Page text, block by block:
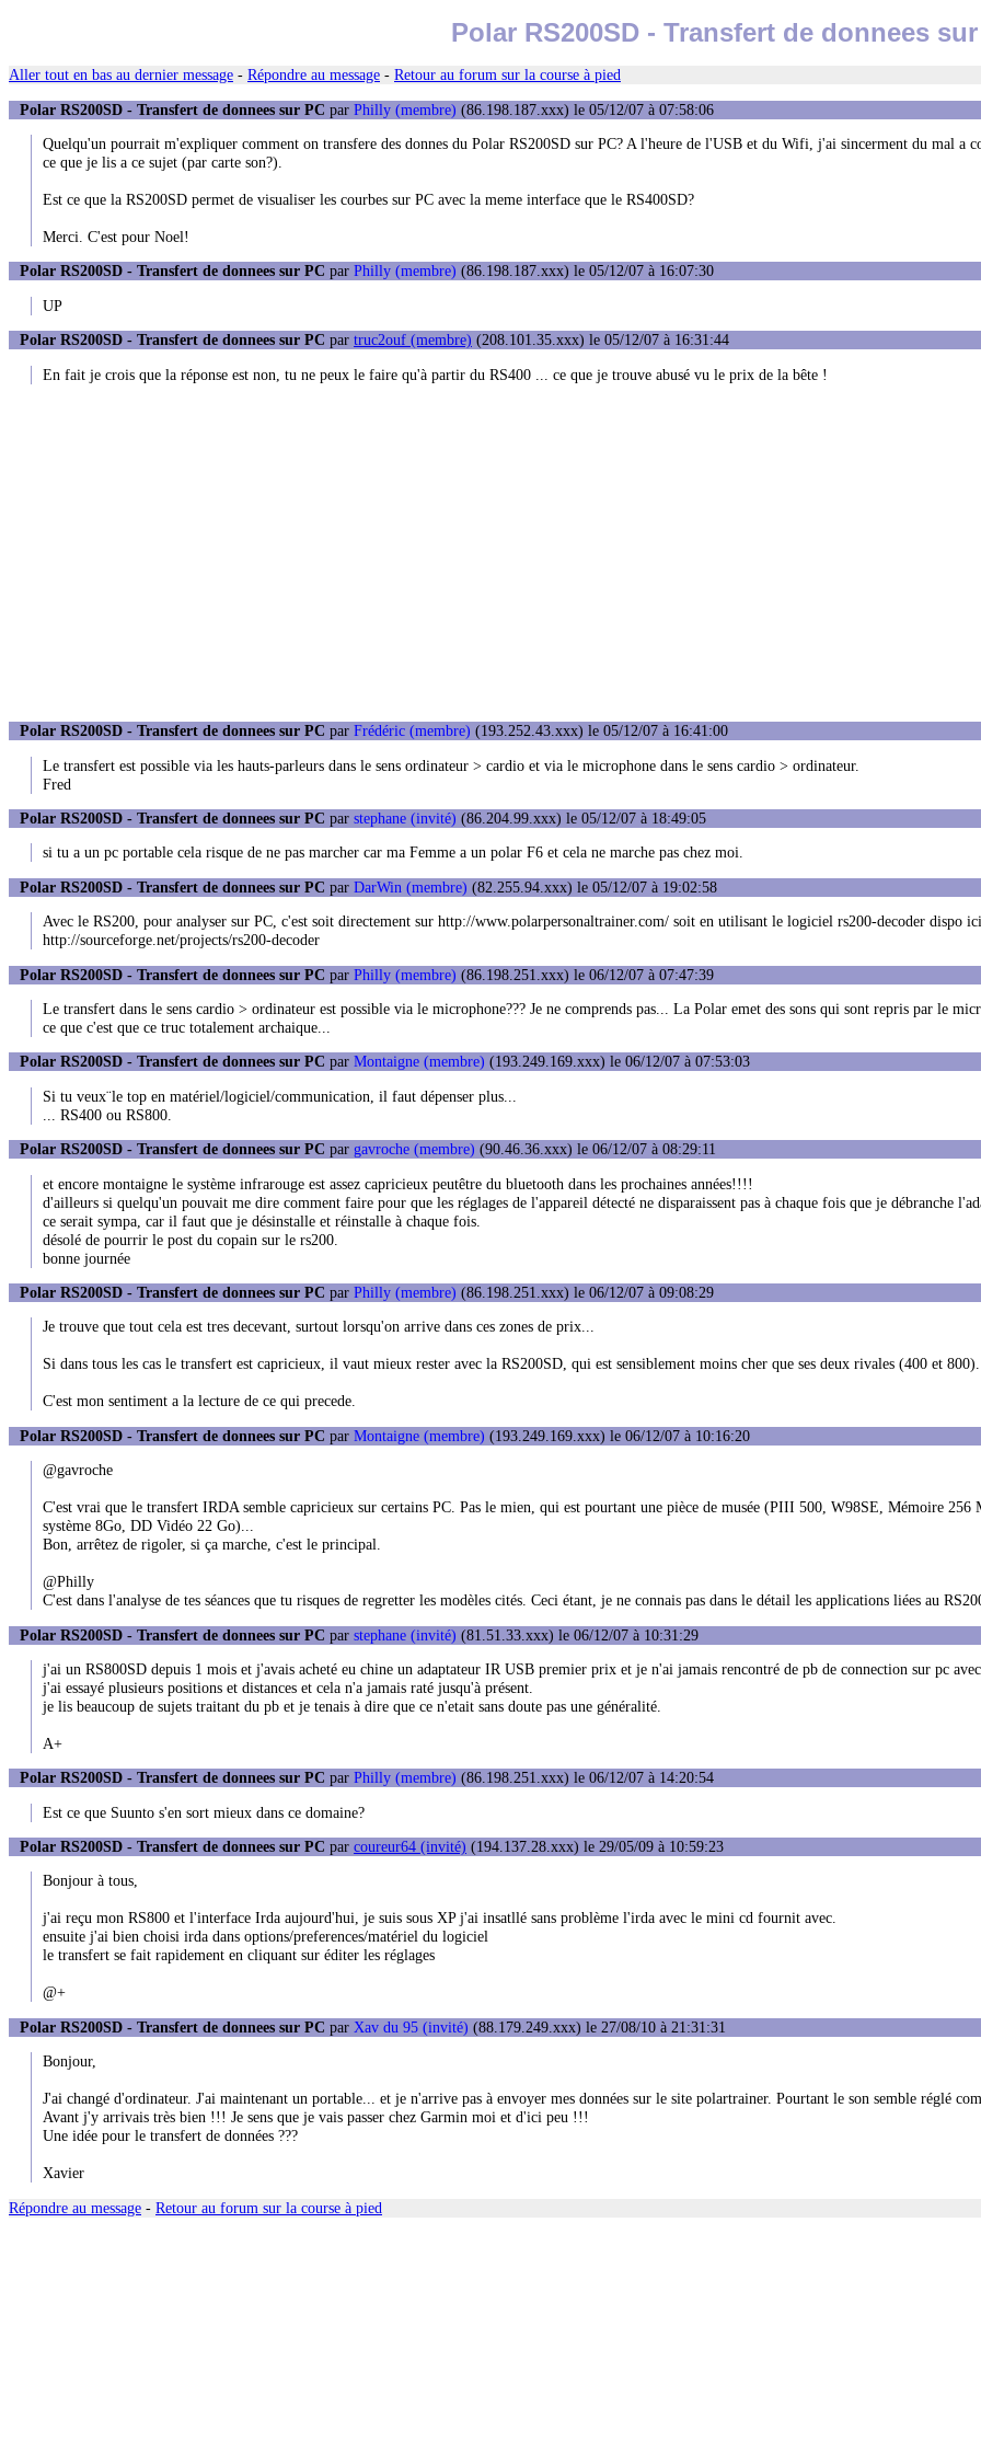
Polar RS200SD - Transfert de donnees
Aller tout en bas au dernier message - Répondre au message - Retour au forum sur la course à pied
Polar RS200SD - Transfert de donnees sur PC par Philly (membre) (86.198.187.xxx) le 05/12/07 à 07:58:06
Quelqu'un pourrait m'expliquer comment on transfere des donnes du Polar RS200SD sur PC? A l'heure de l'USB et du Wifi, j'ai sincerment du mal a
ce que je lis a ce sujet (par carte son?).
Est ce que la RS200SD permet de visualiser les courbes sur PC avec la meme interface que le RS400SD?
Merci. C'est pour Noel!
Polar RS200SD - Transfert de donnees sur PC par Philly (membre) (86.198.187.xxx) le 05/12/07 à 16:07:30
UP
Polar RS200SD - Transfert de donnees sur PC par truc2ouf (membre) (208.101.35.xxx) le 05/12/07 à 16:31:44
En fait je crois que la réponse est non, tu ne peux le faire qu'à partir du RS400 ... ce que je trouve abusé vu le prix de la bête !
Polar RS200SD - Transfert de donnees sur PC par Frédéric (membre) (193.252.43.xxx) le 05/12/07 à 16:41:00
Le transfert est possible via les hauts-parleurs dans le sens ordinateur > cardio et via le microphone dans le sens cardio > ordinateur.
Fred
Polar RS200SD - Transfert de donnees sur PC par stephane (invité) (86.204.99.xxx) le 05/12/07 à 18:49:05
si tu a un pc portable cela risque de ne pas marcher car ma Femme a un polar F6 et cela ne marche pas chez moi.
Polar RS200SD - Transfert de donnees sur PC par DarWin (membre) (82.255.94.xxx) le 05/12/07 à 19:02:58
Avec le RS200, pour analyser sur PC, c'est soit directement sur http://www.polarpersonaltrainer.com/ soit en utilisant le logiciel rs200-decoder dispo ici
http://sourceforge.net/projects/rs200-decoder
Polar RS200SD - Transfert de donnees sur PC par Philly (membre) (86.198.251.xxx) le 06/12/07 à 07:47:39
Le transfert dans le sens cardio > ordinateur est possible via le microphone??? Je ne comprends pas... La Polar emet des sons qui sont repris par le
ce que c'est que ce truc totalement archaique...
Polar RS200SD - Transfert de donnees sur PC par Montaigne (membre) (193.249.169.xxx) le 06/12/07 à 07:53:03
Si tu veux¨le top en matériel/logiciel/communication, il faut dépenser plus...
... RS400 ou RS800.
Polar RS200SD - Transfert de donnees sur PC par gavroche (membre) (90.46.36.xxx) le 06/12/07 à 08:29:11
et encore montaigne le système infrarouge est assez capricieux peutêtre du bluetooth dans les prochaines années!!!!
d'ailleurs si quelqu'un pouvait me dire comment faire pour que les réglages de l'appareil détecté ne disparaissent pas à chaque fois que je débranche
ce serait sympa, car il faut que je désinstalle et réinstalle à chaque fois.
désolé de pourrir le post du copain sur le rs200.
bonne journée
Polar RS200SD - Transfert de donnees sur PC par Philly (membre) (86.198.251.xxx) le 06/12/07 à 09:08:29
Je trouve que tout cela est tres decevant, surtout lorsqu'on arrive dans ces zones de prix...
Si dans tous les cas le transfert est capricieux, il vaut mieux rester avec la RS200SD, qui est sensiblement moins cher que ses deux rivales (400 et 800).
C'est mon sentiment a la lecture de ce qui precede.
Polar RS200SD - Transfert de donnees sur PC par Montaigne (membre) (193.249.169.xxx) le 06/12/07 à 10:16:20
@gavroche
C'est vrai que le transfert IRDA semble capricieux sur certains PC. Pas le mien, qui est pourtant une pièce de musée (PIII 500, W98SE, Mémoire 256
système 8Go, DD Vidéo 22 Go)...
Bon, arrêtez de rigoler, si ça marche, c'est le principal.
@Philly
C'est dans l'analyse de tes séances que tu risques de regretter les modèles cités. Ceci étant, je ne connais pas dans le détail les applications liées au
Polar RS200SD - Transfert de donnees sur PC par stephane (invité) (81.51.33.xxx) le 06/12/07 à 10:31:29
j'ai un RS800SD depuis 1 mois et j'avais acheté eu chine un adaptateur IR USB premier prix et je n'ai jamais rencontré de pb de connection sur pc
j'ai essayé plusieurs positions et distances et cela n'a jamais raté jusqu'à présent.
je lis beaucoup de sujets traitant du pb et je tenais à dire que ce n'etait sans doute pas une généralité.
A+
Polar RS200SD - Transfert de donnees sur PC par Philly (membre) (86.198.251.xxx) le 06/12/07 à 14:20:54
Est ce que Suunto s'en sort mieux dans ce domaine?
Polar RS200SD - Transfert de donnees sur PC par coureur64 (invité) (194.137.28.xxx) le 29/05/09 à 10:59:23
Bonjour à tous,
j'ai reçu mon RS800 et l'interface Irda aujourd'hui, je suis sous XP j'ai insatllé sans problème l'irda avec le mini cd fournit avec.
ensuite j'ai bien choisi irda dans options/preferences/matériel du logiciel
le transfert se fait rapidement en cliquant sur éditer les réglages
@+
Polar RS200SD - Transfert de donnees sur PC par Xav du 95 (invité) (88.179.249.xxx) le 27/08/10 à 21:31:31
Bonjour,
J'ai changé d'ordinateur. J'ai maintenant un portable... et je n'arrive pas à envoyer mes données sur le site polartrainer. Pourtant le son semble réglé
Avant j'y arrivais très bien !!! Je sens que je vais passer chez Garmin moi et d'ici peu !!!
Une idée pour le transfert de données ???
Xavier
Répondre au message - Retour au forum sur la course à pied